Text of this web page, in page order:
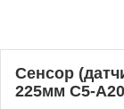
Сенсор
225мм C5-